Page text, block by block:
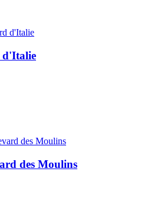
d'Italie
des Moulins